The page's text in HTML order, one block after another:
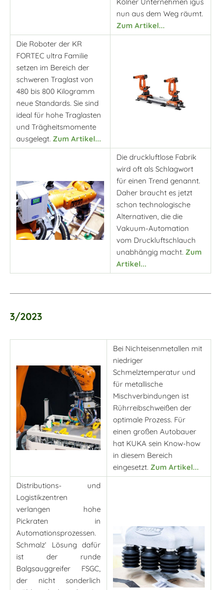
nun aus dem Weg räumt.
Zum Artikel...
Die Roboter der KR
FORTEC ultra Familie
setzen im Bereich der
schweren Traglast von
480 bis 800 Kilogramm
neue Standards. Sie sind
ideal für hohe Traglasten
und Trägheitsmomente
ausgelegt. Zum Artikel...
Die druckluftlose Fabrik
wird oft als Schlagwort
für einen Trend genannt.
Daher braucht es jetzt
schon technologische
Alternativen, die die
Vakuum-Automation
vom Druckluftschlauch
unabhängig macht. Zum
Artikel...
3/2023
Bei Nichteisenmetallen mit
niedriger
Schmelztemperatur und
für metallische
Mischverbindungen ist
Rührreibschweißen der
optimale Prozess. Für
einen großen Autobauer
hat KUKA sein Know-how
in diesem Bereich
eingesetzt. Zum Artikel...
Distributions- und
Logistikzentren
verlangen hohe
Pickraten in
Automationsprozessen.
Schmalz‘ Lösung dafür
ist der runde
Balgsauggreifer FSGC,
der nicht sonderlich